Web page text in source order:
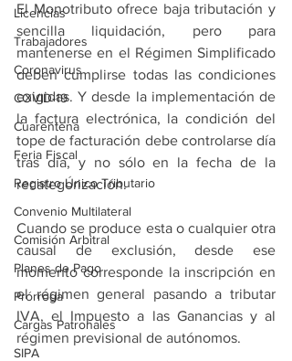
Licencias
Trabajadores
Coronavirus
COVID-19
Cuarentena
Feria Fiscal
Registro Único Tributario
Convenio Multilateral
Comisión Arbitral
Planes de Pago
Prórroga
Cargas Patronales
SIPA
El Monotributo ofrece baja tributación y
sencilla liquidación, pero para
mantenerse en el Régimen Simplificado
deben cumplirse todas las condiciones
exigidas. Y desde la implementación de
la factura electrónica, la condición del
tope de facturación debe controlarse día
tras día, y no sólo en la fecha de la
recategorización.
Cuando se produce esta o cualquier otra
causal de exclusión, desde ese
momento corresponde la inscripción en
el régimen general pasando a tributar
IVA, el Impuesto a las Ganancias y al
régimen previsional de autónomos.